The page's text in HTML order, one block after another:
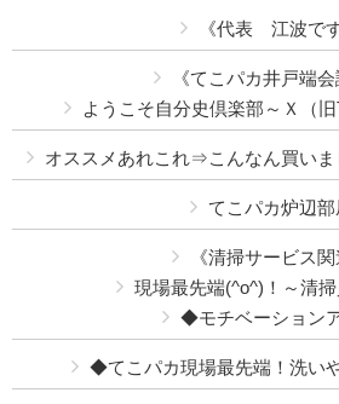
《代表 江波です
《てこパカ井戸端会
ようこそ自分史倶楽部～Ｘ（
オススメあれこれ⇒こんなん買いま
てこパカ炉辺部
《清掃サービス関
現場最先端(^o^)！～清
◆モチベーション
◆てこパカ現場最先端！洗い